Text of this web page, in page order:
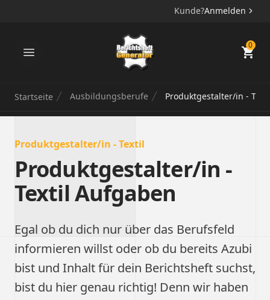
Kunde?Anmelden
Berichtsheft Generator 0
Startseite Ausbildungsberufe Produktgestalter/in ‐
Produktgestalter/in ‐ Textil
Produktgestalter/in ‐
Textil Aufgaben
Egal ob du dich nur über das Berufsfeld
informieren willst oder ob du bereits Azubi
bist und Inhalt für dein Berichtsheft suchst,
bist du hier genau richtig! Denn wir haben